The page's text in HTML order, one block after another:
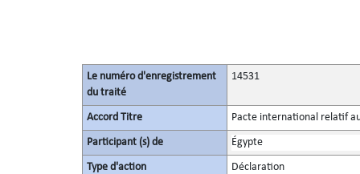
Le numéro d'enregistrement
du traité
14531
Accord Titre Pacte international relatif
Participant (s) de Égypte
Type d'action Déclaration